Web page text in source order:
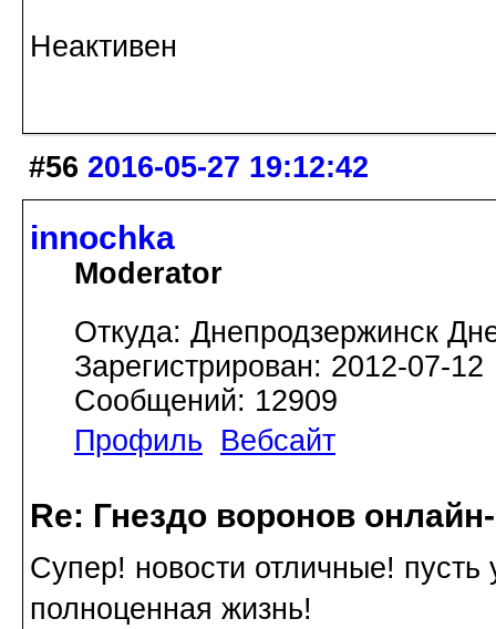
Неактивен
#56 2016-05-27 19:12:42
innochka
Moderator
Откуда: Днепродзержинск
Зарегистрирован: 2012-07-12
Сообщений: 12909
Профиль
Вебсайт
Re: Гнездо воронов
Супер! новости отличные!
полноценная жизнь!